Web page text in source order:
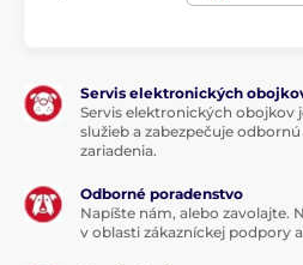
Servis elektronických
Servis elektronických obojkov
služieb a zabezpečuje
zariadenia.
Odborné poradenstvo
Napíšte nám, alebo zavolajte.
v oblasti zákazníckej podpory